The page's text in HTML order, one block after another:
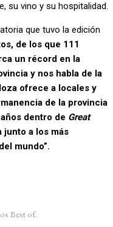
su vino y su hospitalidad.
que tuvo la edición
de los que 111
un récord en la
y nos habla de la
ofrece a locales y
de la provincia
dentro de Great
a los más
mundo”.
Best of.